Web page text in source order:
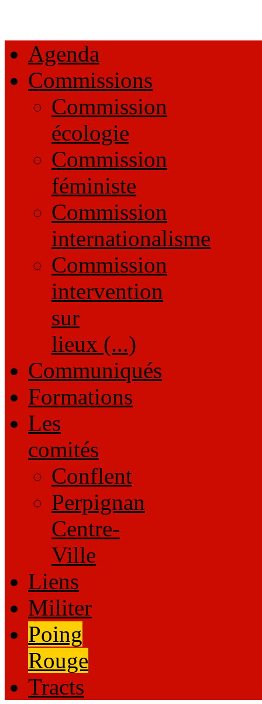
Agenda
Commissions
Commission
écologie
Commission
féministe
Commission
internationalisme
Commission
intervention
sur
lieux (...)
Communiqués
Formations
Les
comités
Conflent
Perpignan
Centre-
Ville
Liens
Militer
Poing
Rouge
Tracts